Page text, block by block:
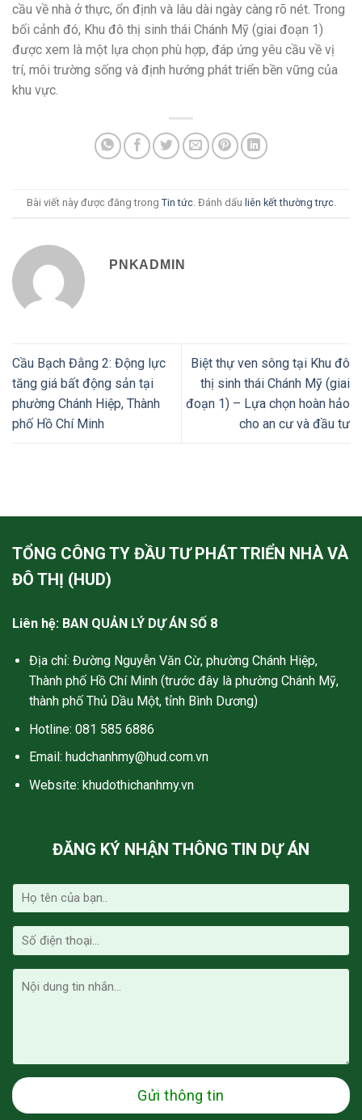
cầu về nhà ở thực, ổn định và lâu dài ngày càng rõ nét. Trong
bối cảnh đó, Khu đô thị sinh thái Chánh Mỹ (giai đoạn 1)
được xem là một lựa chọn phù hợp, đáp ứng yêu cầu về vị
trí, môi trường sống và định hướng phát triển bền vững của
khu vực.
Bài viết này được đăng trong Tin tức. Đánh dấu liên kết thường trực.
PNKADMIN
Cầu Bạch Đằng 2: Động lực
tăng giá bất động sản tại
phường Chánh Hiệp, Thành
phố Hồ Chí Minh
Biệt thự ven sông tại Khu đô
thị sinh thái Chánh Mỹ (giai
đoạn 1) – Lựa chọn hoàn hảo
cho an cư và đầu tư
TỔNG CÔNG TY ĐẦU TƯ PHÁT TRIỂN NHÀ VÀ
ĐÔ THỊ (HUD)
Liên hệ: BAN QUẢN LÝ DỰ ÁN SỐ 8
Địa chỉ: Đường Nguyễn Văn Cừ, phường Chánh Hiệp,
Thành phố Hồ Chí Minh (trước đây là phường Chánh Mỹ,
thành phố Thủ Dầu Một, tỉnh Bình Dương)
Hotline: 081 585 6886
Email: hudchanhmy@hud.com.vn
Website: khudothichanhmy.vn
ĐĂNG KÝ NHẬN THÔNG TIN DỰ ÁN